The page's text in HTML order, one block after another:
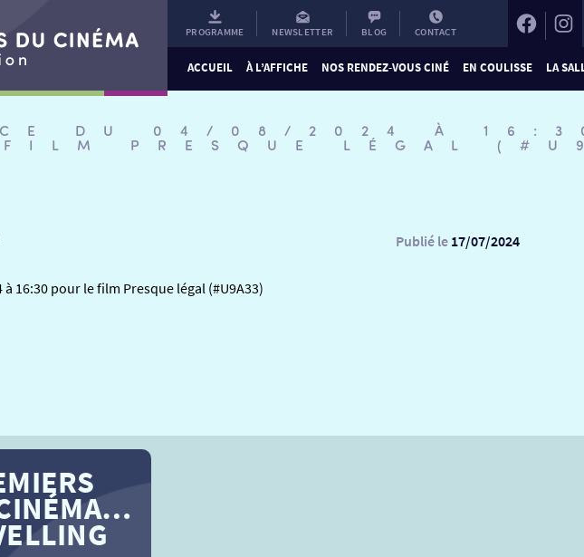
PROGRAMME NEWSLETTER BLOG CONTACT
ACCUEIL À L’AFFICHE NOS RENDEZ-VOUS CINÉ EN COULISSE LA
DU 04/08/2024 À
FILM PRESQUE LÉGAL
Publié le 17/07/2024
16:30 pour le film Presque légal (#U9A33)